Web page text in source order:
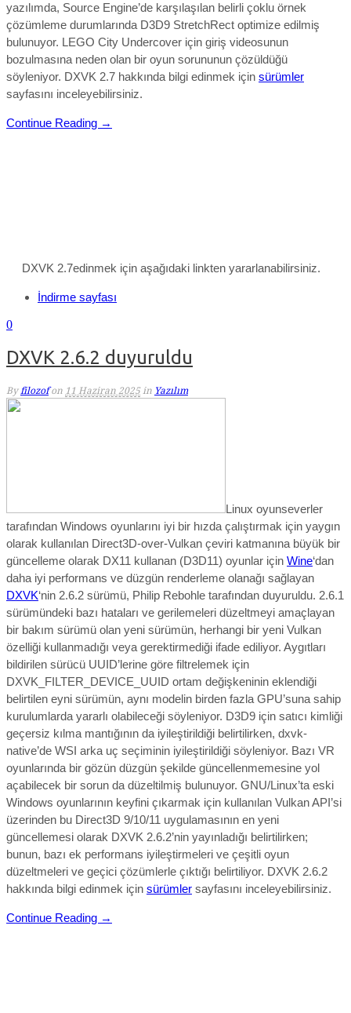
yazılımda, Source Engine’de karşılaşılan belirli çoklu örnek
çözümleme durumlarında D3D9 StretchRect optimize edilmiş
bulunuyor. LEGO City Undercover için giriş videosunun
bozulmasına neden olan bir oyun sorununun çözüldüğü
söyleniyor. DXVK 2.7 hakkında bilgi edinmek için sürümler
sayfasını inceleyebilirsiniz.
Continue Reading →
DXVK 2.7edinmek için aşağıdaki linkten yararlanabilirsiniz.
İndirme sayfası
0
DXVK 2.6.2 duyuruldu
By filozof on 11 Haziran 2025 in Yazılım
Linux oyunseverler
tarafından Windows oyunlarını iyi bir hızda çalıştırmak için yaygın
olarak kullanılan Direct3D-over-Vulkan çeviri katmanına büyük bir
güncelleme olarak DX11 kullanan (D3D11) oyunlar için Wine‘dan
daha iyi performans ve düzgün renderleme olanağı sağlayan
DXVK‘nin 2.6.2 sürümü, Philip Rebohle tarafından duyuruldu. 2.6.1
sürümündeki bazı hataları ve gerilemeleri düzeltmeyi amaçlayan
bir bakım sürümü olan yeni sürümün, herhangi bir yeni Vulkan
özelliği kullanmadığı veya gerektirmediği ifade ediliyor. Aygıtları
bildirilen sürücü UUID’lerine göre filtrelemek için
DXVK_FILTER_DEVICE_UUID ortam değişkeninin eklendiği
belirtilen eyni sürümün, aynı modelin birden fazla GPU’suna sahip
kurulumlarda yararlı olabileceği söyleniyor. D3D9 için satıcı kimliği
geçersiz kılma mantığının da iyileştirildiği belirtilirken, dxvk-
native’de WSI arka uç seçiminin iyileştirildiği söyleniyor. Bazı VR
oyunlarında bir gözün düzgün şekilde güncellenmemesine yol
açabilecek bir sorun da düzeltilmiş bulunuyor. GNU/Linux’ta eski
Windows oyunlarının keyfini çıkarmak için kullanılan Vulkan API’si
üzerinden bu Direct3D 9/10/11 uygulamasının en yeni
güncellemesi olarak DXVK 2.6.2’nin yayınladığı belirtilirken;
bunun, bazı ek performans iyileştirmeleri ve çeşitli oyun
düzeltmeleri ve geçici çözümlerle çıktığı belirtiliyor. DXVK 2.6.2
hakkında bilgi edinmek için sürümler sayfasını inceleyebilirsiniz.
Continue Reading →